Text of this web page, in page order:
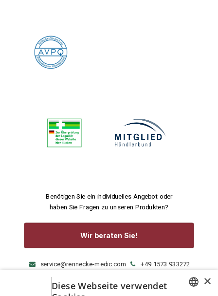
Benötigen Sie ein individuelles Angebot oder
haben Sie Fragen zu unseren Produkten?
Wir beraten Sie!
service@rennecke-medic.com +49 1573 933272
×
Diese Webseite verwendet